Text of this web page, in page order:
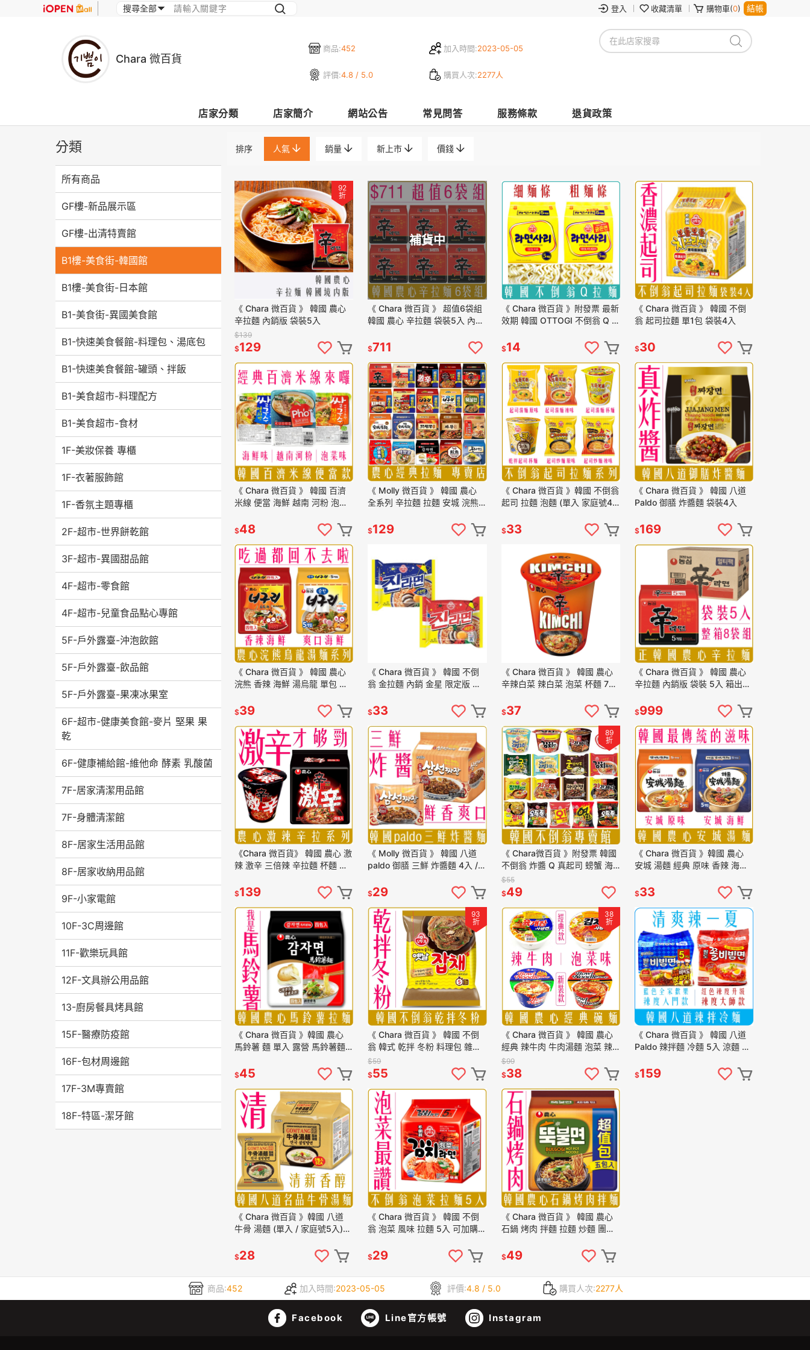
登入 收藏清單 購物車(0) 結帳
商品:452 加入時間:2023-05-05
評價:4.8 / 5.0 購買人次:2277人
Chara 微百貨
店家分類 店家簡介 網站公告 常見問答 服務條款 退貨政策
分類
所有商品
GF樓-新品展示區
GF樓-出清特賣館
B1樓-美食街-韓國館
B1樓-美食街-日本館
B1-美食街-異國美食館
B1-快速美食餐館-料理包、湯底包
B1-快速美食餐館-罐頭、拌飯
B1-美食超市-料理配方
B1-美食超市-食材
1F-美妝保養 專櫃
1F-衣著服飾館
1F-香氛主題專櫃
2F-超市-世界餅乾館
3F-超市-異國甜品館
4F-超市-零食館
4F-超市-兒童食品點心專館
5F-戶外露臺-沖泡飲館
5F-戶外露臺-飲品館
5F-戶外露臺-果凍冰果室
6F-超市-健康美食館-麥片 堅果 果
乾
6F-健康補給館-維他命 酵素 乳酸菌
7F-居家清潔用品館
7F-身體清潔館
8F-居家生活用品館
8F-居家收納用品館
9F-小家電館
10F-3C周邊館
11F-歡樂玩具館
12F-文具辦公用品館
13-廚房餐具烤具館
15F-醫療防疫館
16F-包材周邊館
17F-3M專賣館
18F-特區-潔牙館
排序 人氣 銷量 新上市 價錢
92
折
《 Chara 微百貨 》 韓國 農心
辛拉麵 內銷版 袋裝5入
$139
$129
補貨中
《 Chara 微百貨 》 超值6袋組
韓國 農心 辛拉麵 袋裝5入 內銷
$711
《 Chara 微百貨 》附發票 最新
效期 韓國 OTTOGI 不倒翁 Q 拉
麵
$14
《 Chara 微百貨 》 韓國 不倒
翁 起司拉麵 單1包 袋裝4入
$30
《 Chara 微百貨 》 韓國 百濟
米線 便當 海鮮 越南 河粉 泡菜
$48
《 Molly 微百貨 》 韓國 農心
全系列 辛拉麵 拉麵 安城 浣熊
$129
《 Chara 微百貨 》韓國 不倒翁
起司 拉麵 泡麵 (單入 家庭號4
麵
$33
《 Chara 微百貨 》 韓國 八道
Paldo 御膳 炸醬麵 袋裝4入
$169
《 Chara 微百貨 》 韓國 農心
浣熊 香辣 海鮮 湯烏龍 單包 袋
$39
《 Chara 微百貨 》 韓國 不倒
翁 金拉麵 內銷 金星 限定版 辣
$33
《 Chara 微百貨 》 韓國 農心
辛辣白菜 辣白菜 泡菜 杯麵 75g
$37
《 Chara 微百貨 》 韓國 農心
辛拉麵 內銷版 袋裝 5入 箱出8
$999
《Chara 微百貨》 韓國 農心 激
辣 激辛 三倍辣 辛拉麵 杯麵 袋
$139
《 Molly 微百貨 》 韓國 八道
paldo 御膳 三鮮 炸醬麵 4入 /
$29
89
折
《 Chara微百貨 》附發票 韓國
不倒翁 炸醬 Q 真起司 螃蟹 海
帶 炒碼 起司 拉麵 烏龍 牡蠣 泡
菜 金拉麵
$55
$49
《 Chara 微百貨 》韓國 農心
安城 湯麵 經典 原味 香辣 海鮮
批發
$33
《 Chara 微百貨 》韓國 農心
馬鈴薯 麵 單入 露營 馬鈴薯麵
$45
93
折
《 Chara 微百貨 》 韓國 不倒
翁 韓式 乾拌 冬粉 料理包 雜菜
$59
$55
38
折
《 Chara 微百貨 》 韓國 農心
經典 辣牛肉 牛肉湯麵 泡菜 辣
白菜 碗麵 泡麵 辣牛肉湯 團購
碗麵
$99
$38
《 Chara 微百貨 》 韓國 八道
Paldo 辣拌麵 冷麵 5入 涼麵 涼
$159
《 Chara 微百貨 》韓國 八道
牛骨 湯麵 (單入 / 家庭號5入)
$28
《 Chara 微百貨 》 韓國 不倒
翁 泡菜 風味 拉麵 5入 可加購
$29
《 Chara 微百貨 》 韓國 農心
石鍋 烤肉 拌麵 拉麵 炒麵 團購
$49
商品:452 加入時間:2023-05-05 評價:4.8 / 5.0 購買人次:2277人
Facebook Line官方帳號 Instagram